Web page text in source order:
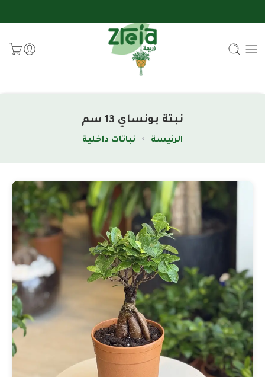
نبتة بونساي 13 سم
الرئيسة نباتات داخلية